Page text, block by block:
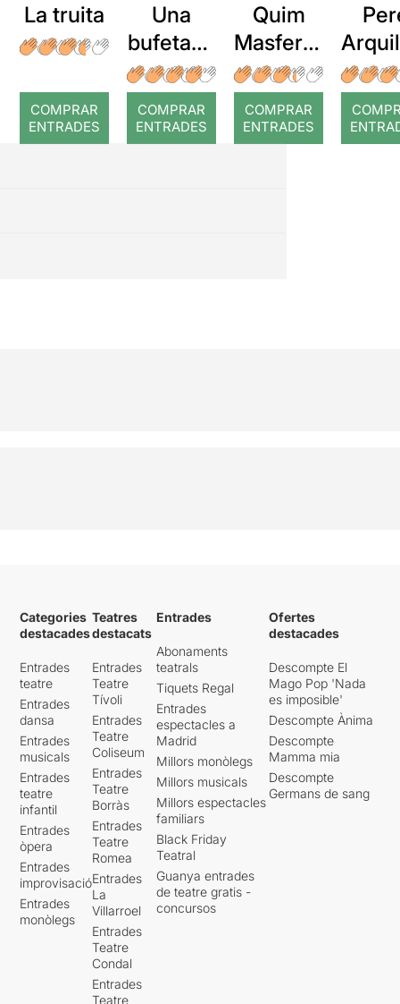
La truita
COMPRAR
ENTRADES
Una
bufetada
a temps
COMPRAR
ENTRADES
Quim
Masferre
r: Temps
COMPRAR
ENTRADES
:
Categories
destacades
Entrades
teatre
Entrades
dansa
Entrades
musicals
Entrades
teatre
infantil
Entrades
òpera
Entrades
improvisació
Entrades
monòlegs
Teatres
destacats
Entrades
Teatre
Tívoli
Entrades
Teatre
Coliseum
Entrades
Teatre
Borràs
Entrades
Teatre
Romea
Entrades
La
Villarroel
Entrades
Teatre
Condal
Entrades
Teatre
Entrades
Abonaments
teatrals
Tiquets Regal
Entrades
espectacles a
Madrid
Millors monòlegs
Millors musicals
Millors espectacles
familiars
Black Friday
Teatral
Guanya entrades
de teatre gratis -
concursos
Ofertes
destacades
Descompte El
Mago Pop 'Nada
es imposible'
Descompte Ànima
Descompte
Mamma mia
Descompte
Germans de sang